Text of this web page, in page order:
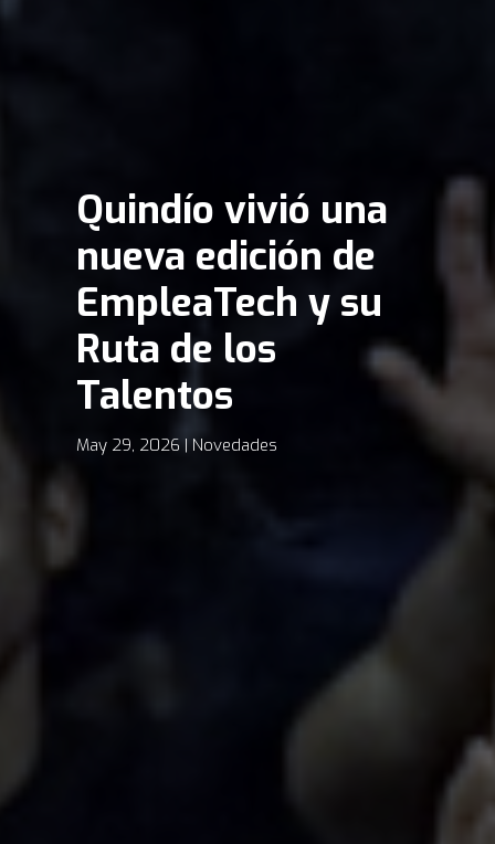
Quindío vivió una
nueva edición de
EmpleaTech y su
Ruta de los
Talentos
May 29, 2026 Novedades